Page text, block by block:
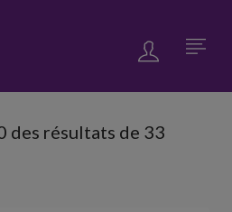
des résultats de 33